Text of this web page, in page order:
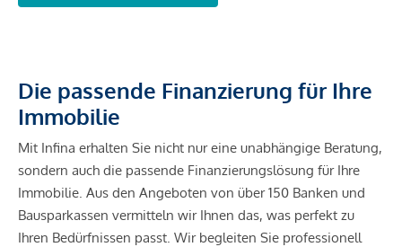
Die passende Finanzierung für Ihre
Immobilie
Mit Infina erhalten Sie nicht nur eine unabhängige Beratung,
sondern auch die passende Finanzierungslösung für Ihre
Immobilie. Aus den Angeboten von über 150 Banken und
Bausparkassen vermitteln wir Ihnen das, was perfekt zu
Ihren Bedürfnissen passt. Wir begleiten Sie professionell